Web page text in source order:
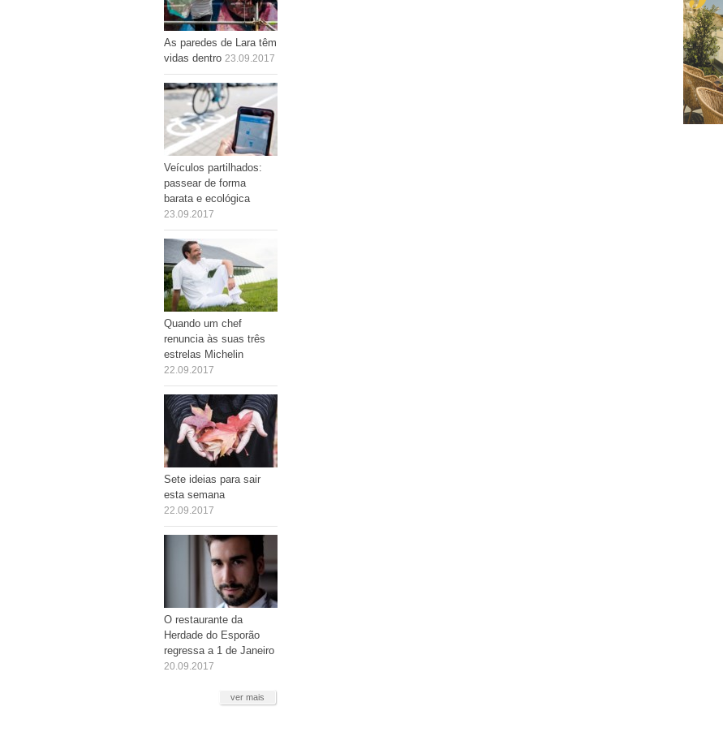
As paredes de Lara têm
vidas dentro 23.09.2017
Veículos partilhados:
passear de forma
barata e ecológica
23.09.2017
Quando um chef
renuncia às suas três
estrelas Michelin
22.09.2017
Sete ideias para sair
esta semana
22.09.2017
O restaurante da
Herdade do Esporão
regressa a 1 de Janeiro
20.09.2017
ver mais